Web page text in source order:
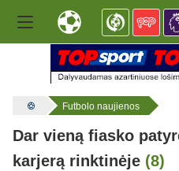
Futbolo naujienos
Dar vieną fiasko
karjerą rinktinėje (8)